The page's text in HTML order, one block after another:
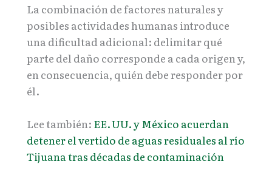
La combinación de factores naturales y
posibles actividades humanas introduce
una dificultad adicional: delimitar qué
parte del daño corresponde a cada origen y,
en consecuencia, quién debe responder por
él.
Lee también: EE. UU. y México acuerdan
detener el vertido de aguas residuales al río
Tijuana tras décadas de contaminación